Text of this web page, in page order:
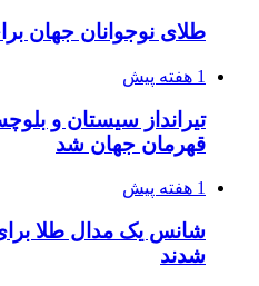
طلای نوجوانان جهان
1 هفته پیش
تیرانداز سیستان و
قهرمان جهان شد
1 هفته پیش
شدند